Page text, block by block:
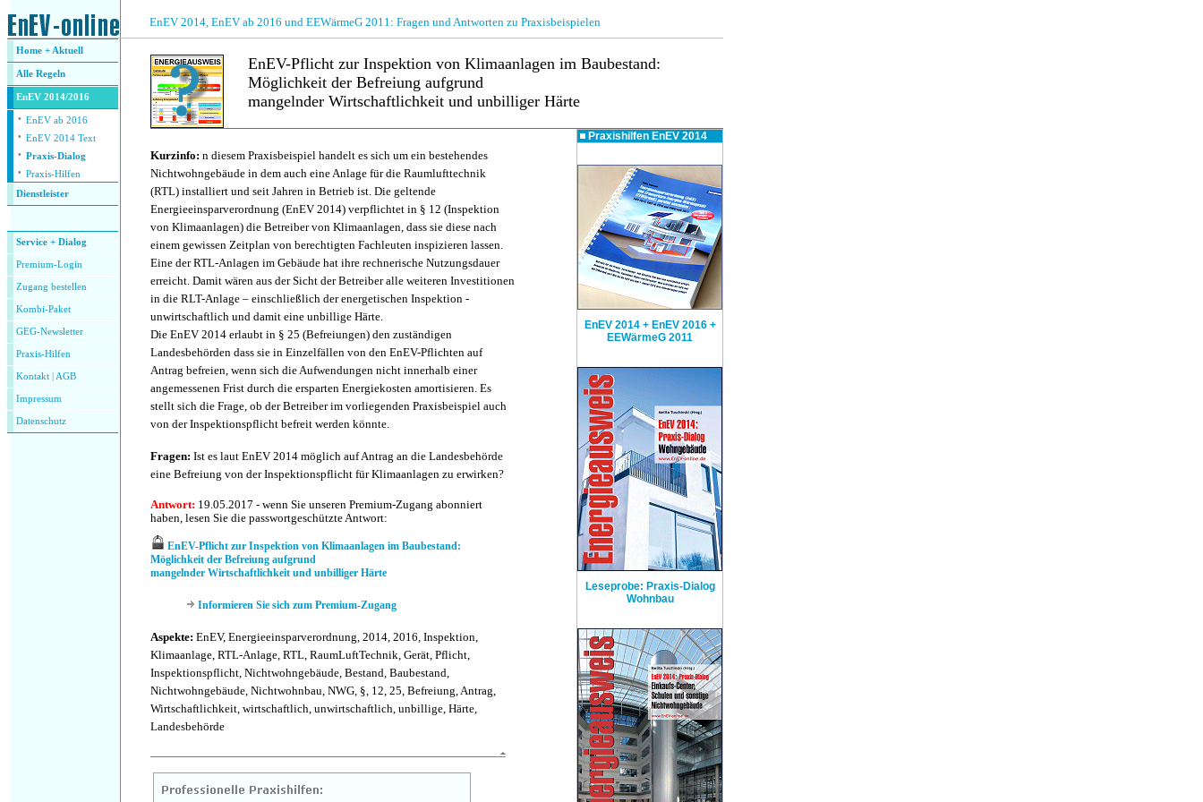
EnEV 2014, EnEV ab 2016 und EEWärmeG 2011: Fragen und Antworten zu Praxisbeispielen
Home + Aktuell
Alle Regeln
EnEV 2014/2016
· EnEV ab 2016
· EnEV 2014 Text
· Praxis-Dialog
· Praxis-Hilfen
Dienstleister
Service + Dialog
Premium-Login
Zugang bestellen
Kombi-Paket
GEG-Newsletter
Praxis-Hilfen
Kontakt AGB
Impressum
Datenschutz
EnEV-Pflicht zur Inspektion von Klimaanlagen im Baubestand:
Möglichkeit der Befreiung aufgrund
mangelnder Wirtschaftlichkeit und unbilliger Härte
Kurzinfo: n diesem Praxisbeispiel handelt es sich um ein bestehendes
Nichtwohngebäude in dem auch eine Anlage für die Raumlufttechnik
(RTL) installiert und seit Jahren in Betrieb ist. Die geltende
Energieeinsparverordnung (EnEV 2014) verpflichtet in § 12 (Inspektion
von Klimaanlagen) die Betreiber von Klimaanlagen, dass sie diese nach
einem gewissen Zeitplan von berechtigten Fachleuten inspizieren lassen.
Eine der RTL-Anlagen im Gebäude hat ihre rechnerische Nutzungsdauer
erreicht. Damit wären aus der Sicht der Betreiber alle weiteren Investitionen
in die RLT-Anlage – einschließlich der energetischen Inspektion -
unwirtschaftlich und damit eine unbillige Härte.
Die EnEV 2014 erlaubt in § 25 (Befreiungen) den zuständigen
Landesbehörden dass sie in Einzelfällen von den EnEV-Pflichten auf
Antrag befreien, wenn sich die Aufwendungen nicht innerhalb einer
angemessenen Frist durch die ersparten Energiekosten amortisieren. Es
stellt sich die Frage, ob der Betreiber im vorliegenden Praxisbeispiel auch
von der Inspektionspflicht befreit werden könnte.
Fragen: Ist es laut EnEV 2014 möglich auf Antrag an die Landesbehörde
eine Befreiung von der Inspektionspflicht für Klimaanlagen zu erwirken?
Antwort: 19.05.2017 - wenn Sie unseren Premium-Zugang abonniert
haben, lesen Sie die passwortgeschützte Antwort:
EnEV-Pflicht zur Inspektion von Klimaanlagen im Baubestand:
Möglichkeit der Befreiung aufgrund
mangelnder Wirtschaftlichkeit und unbilliger Härte
Informieren Sie sich zum Premium-Zugang
Aspekte: EnEV, Energieeinsparverordnung, 2014, 2016, Inspektion,
Klimaanlage, RTL-Anlage, RTL, RaumLuftTechnik, Gerät, Pflicht,
Inspektionspflicht, Nichtwohngebäude, Bestand, Baubestand,
Nichtwohngebäude, Nichtwohnbau, NWG, §, 12, 25, Befreiung, Antrag,
Wirtschaftlichkeit, wirtschaftlich, unwirtschaftlich, unbillige, Härte,
Landesbehörde
Praxishilfen EnEV 2014
EnEV 2014 + EnEV 2016 +
EEWärmeG 2011
Leseprobe: Praxis-Dialog
Wohnbau